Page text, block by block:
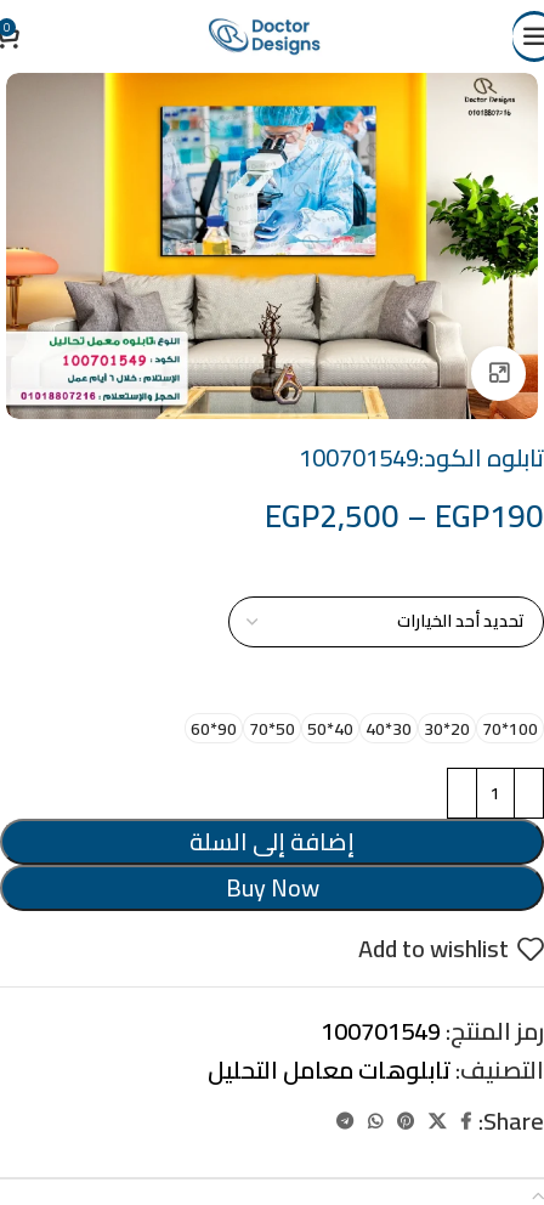
0
Click to enlarge
تابلوه الكود:100701549
EGP190
–
EGP2,500
100*70
20*30
30*40
40*50
50*70
90*60
إضافة إلى السلة
Buy Now
Add to wishlist
رمز المنتج:100701549
التصنيف:تابلوهات معامل التحليل
Share: